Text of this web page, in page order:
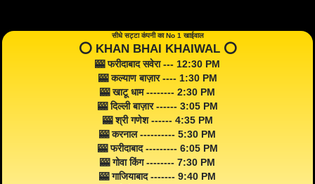
सीधे सट्टा कंपनी का No 1 खाईवाल
⭕️ KHAN BHAI KHAIWAL ⭕️
🎰 फरीदाबाद सवेरा --- 12:30 PM
🎰 कल्याण बाज़ार ---- 1:30 PM
🎰 खाटू धाम -------- 2:30 PM
🎰 दिल्ली बाज़ार ------ 3:05 PM
🎰 श्री गणेश ------ 4:35 PM
🎰 करनाल ---------- 5:30 PM
🎰 फरीदाबाद --------- 6:05 PM
🎰 गोवा किंग -------- 7:30 PM
🎰 गाजियाबाद ------- 9:40 PM